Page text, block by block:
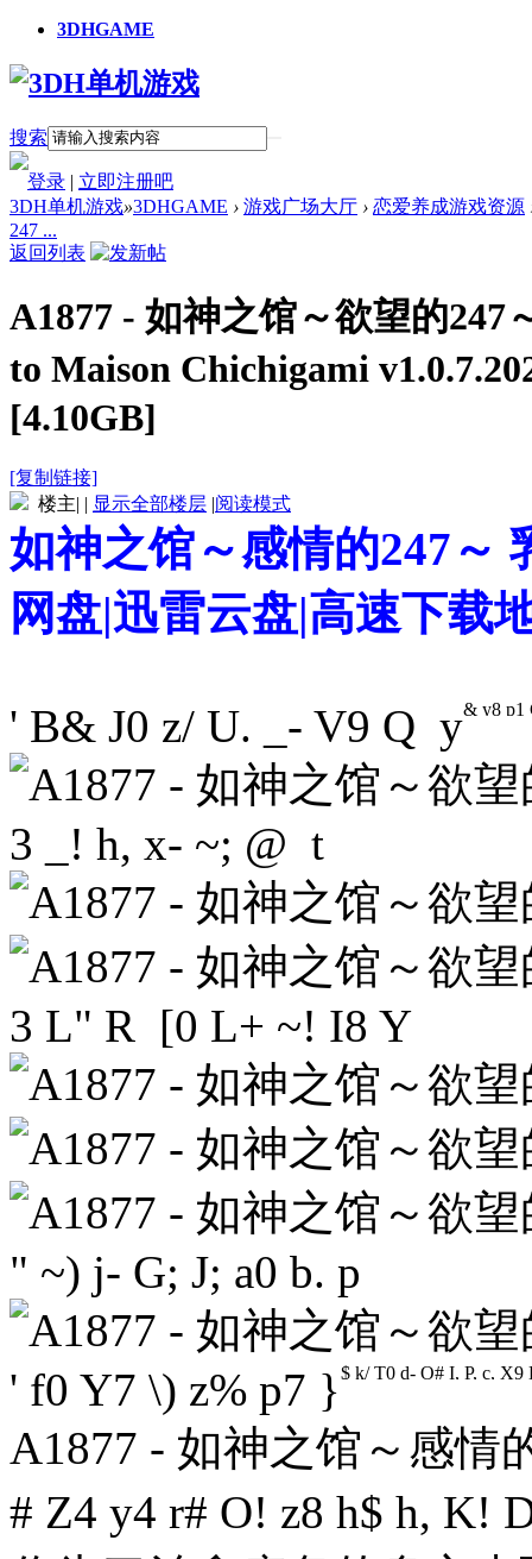
3DHGAME
搜索
登录 | 立即注册吧
3DH单机游戏»3DHGAME › 游戏广场大厅 › 恋爱养成游戏资源
247 ...
返回列表
A1877 - 如神之馆～欲望的247
to Maison Chichigami
[4.10GB]
[复制链接]
楼主| | 显示全部楼层 |阅读模式
如神之馆～感情的247～
网盘|迅雷云盘|高速下载
' B& J0 z/ U. _- V9 Q y& y8 p1
3 _! h, x- ~; @ t
3 L" R [0 L+ ~! I8 Y
" ~) j- G; J; a0 b. p
' f0 Y7 \) z% p7 }$ k/ T0 d- O# I, P, c, X9
A1877 - 如神之馆～感情
# Z4 y4 r# O! z8 h$ h, K!